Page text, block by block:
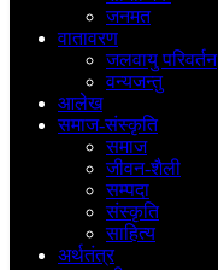
जनमत
वातावरण
जलवायु परिवर्तन
वन्यजन्तु
आलेख
समाज-संस्कृति
समाज
जीवन-शैली
सम्पदा
संस्कृति
साहित्य
अर्थतंत्र